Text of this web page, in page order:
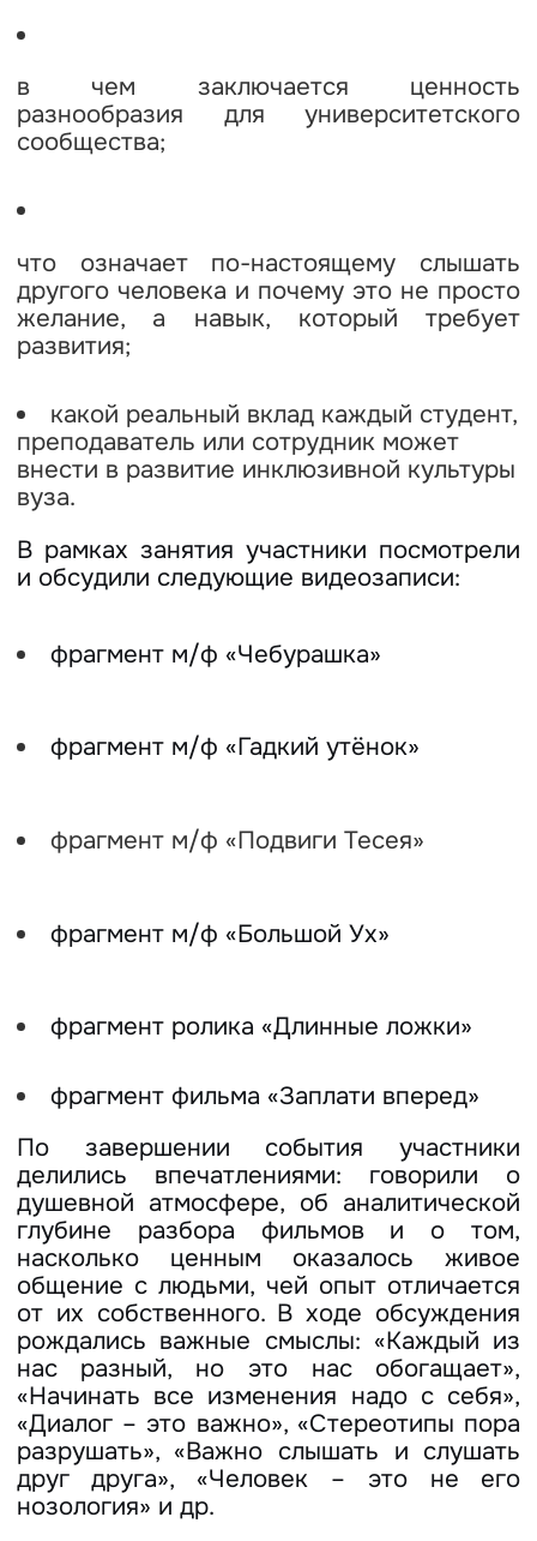
в чем заключается ценность
разнообразия для университетского
сообщества;
что означает по-настоящему слышать
другого человека и почему это не просто
желание, а навык, который требует
развития;
какой реальный вклад каждый студент,
преподаватель или сотрудник может
внести в развитие инклюзивной культуры
вуза.
В рамках занятия участники посмотрели
и обсудили следующие видеозаписи:
фрагмент м/ф «Чебурашка»
фрагмент м/ф «Гадкий утёнок»
фрагмент м/ф «Подвиги Тесея»
фрагмент м/ф «Большой Ух»
фрагмент ролика «Длинные ложки»
фрагмент фильма «Заплати вперед»
По завершении события участники
делились впечатлениями: говорили о
душевной атмосфере, об аналитической
глубине разбора фильмов и о том,
насколько ценным оказалось живое
общение с людьми, чей опыт отличается
от их собственного. В ходе обсуждения
рождались важные смыслы: «Каждый из
нас разный, но это нас обогащает»,
«Начинать все изменения надо с себя»,
«Диалог – это важно», «Стереотипы пора
разрушать», «Важно слышать и слушать
друг друга», «Человек – это не его
нозология» и др.